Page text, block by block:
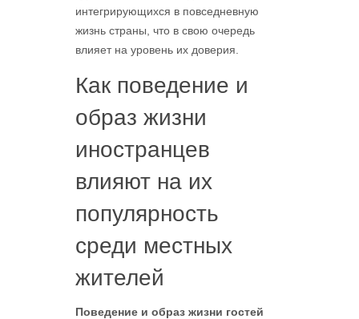
интегрирующихся в повседневную
жизнь страны, что в свою очередь
влияет на уровень их доверия.
Как поведение и
образ жизни
иностранцев
влияют на их
популярность
среди местных
жителей
Поведение и образ жизни гостей